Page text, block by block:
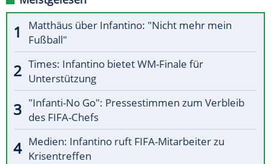
Matthäus über Infantino: "Nicht mehr mein
Fußball"
Times: Infantino bietet WM-Finale für
Unterstützung
"Infanti-No Go": Pressestimmen zum Verbleib
des FIFA-Chefs
Medien: Infantino ruft FIFA-Mitarbeiter zu
Krisentreffen